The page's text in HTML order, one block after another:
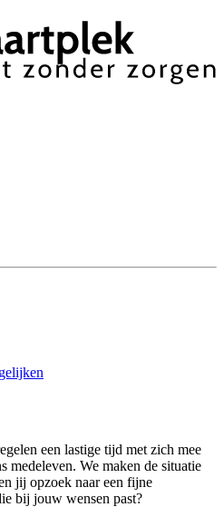
een lastige tijd met zich mee
medeleven. We maken de situatie
jij opzoek naar een fijne
bij jouw wensen past?